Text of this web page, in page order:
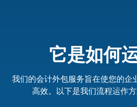
它是如何
我们的会计外包服务旨在使您的企
高效。以下是我们流程运作方